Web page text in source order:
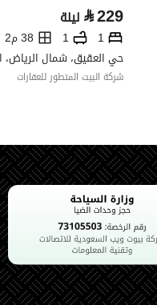
⃁229 ليلة
1
1
38 م2
حي العقيق، شمال الرياض،
شركة البيت المتطور للعقارات